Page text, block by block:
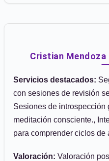
Cristian
Servicios destacados:
con sesiones de revisión
Sesiones de introspección
meditación consciente.,
para comprender ciclos de
Valoración: Valoración